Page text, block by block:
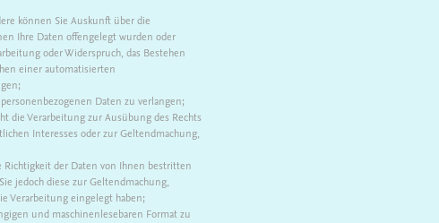
können Sie Auskunft über die
Ihre Daten offengelegt wurden oder
oder Widerspruch, das Bestehen
einer automatisierten
Daten zu verlangen;
die Verarbeitung zur Ausübung des Rechts
Interesses oder zur Geltendmachung,
Richtigkeit der Daten von Ihnen bestritten
jedoch diese zur Geltendmachung,
Verarbeitung eingelegt haben;
und maschinenlesebaren Format zu